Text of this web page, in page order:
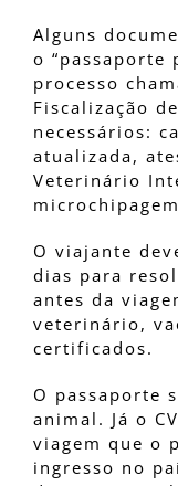
Alguns
o “passaporte
processo
Fiscalização
necessários:
atualizada,
Veterinário
O viajante
dias para
antes da
veterinário,
certificados.
O passaporte
animal. Já o
viagem que o
ingresso no